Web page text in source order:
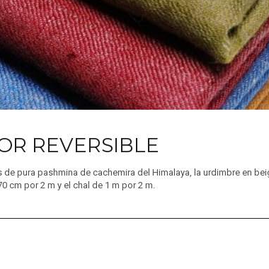
REVERSIBLE
pura pashmina de cachemira del Himalaya, la urdimbre en
cm por 2 m y el chal de 1 m por 2 m.